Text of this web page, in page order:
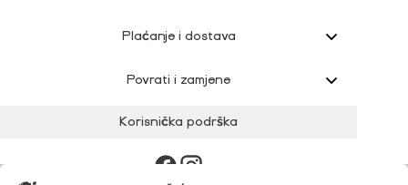
Plaćanje i dostava
Povrati i zamjene
Korisnička podrška